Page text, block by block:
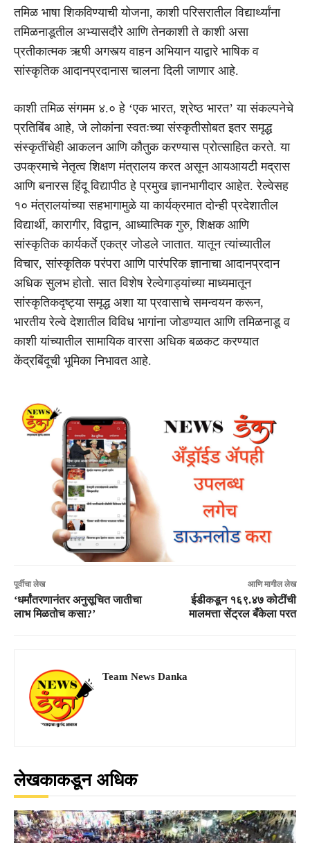
तमिळ भाषा शिकविण्याची योजना, काशी परिसरातील विद्यार्थ्यांना
तमिळनाडूतील अभ्यासदौरे आणि तेनकाशी ते काशी असा
प्रतीकात्मक ऋषी अगस्त्य वाहन अभियान याद्वारे भाषिक व
सांस्कृतिक आदानप्रदानास चालना दिली जाणार आहे.
काशी तमिळ संगमम ४.० हे ‘एक भारत, श्रेष्ठ भारत’ या संकल्पनेचे
प्रतिबिंब आहे, जे लोकांना स्वतःच्या संस्कृतीसोबत इतर समृद्ध
संस्कृतींचेही आकलन आणि कौतुक करण्यास प्रोत्साहित करते. या
उपक्रमाचे नेतृत्व शिक्षण मंत्रालय करत असून आयआयटी मद्रास
आणि बनारस हिंदू विद्यापीठ हे प्रमुख ज्ञानभागीदार आहेत. रेल्वेसह
१० मंत्रालयांच्या सहभागामुळे या कार्यक्रमात दोन्ही प्रदेशातील
विद्यार्थी, कारागीर, विद्वान, आध्यात्मिक गुरु, शिक्षक आणि
सांस्कृतिक कार्यकर्ते एकत्र जोडले जातात. यातून त्यांच्यातील
विचार, सांस्कृतिक परंपरा आणि पारंपरिक ज्ञानाचा आदानप्रदान
अधिक सुलभ होतो. सात विशेष रेल्वेगाड्यांच्या माध्यमातून
सांस्कृतिकदृष्ट्या समृद्ध अशा या प्रवासाचे समन्वयन करून,
भारतीय रेल्वे देशातील विविध भागांना जोडण्यात आणि तमिळनाडू व
काशी यांच्यातील सामायिक वारसा अधिक बळकट करण्यात
केंद्रबिंदूची भूमिका निभावत आहे.
पूर्वीचा लेख
‘धर्मांतरणानंतर अनुसूचित जातीचा
लाभ मिळतोच कसा?’
आणि मागील लेख
ईडीकडून १६९.४७ कोटींची
मालमत्ता सेंट्रल बँकेला परत
Team News Danka
लेखकाकडून अधिक